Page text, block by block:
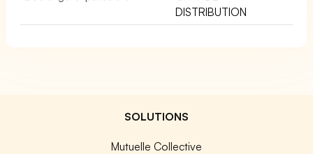
DISTRIBUTION
SOLUTIONS
Mutuelle Collective